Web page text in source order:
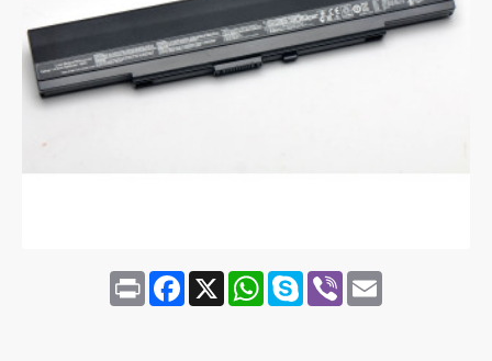
Print Facebook
X WhatsApp
SkypeViberEmail